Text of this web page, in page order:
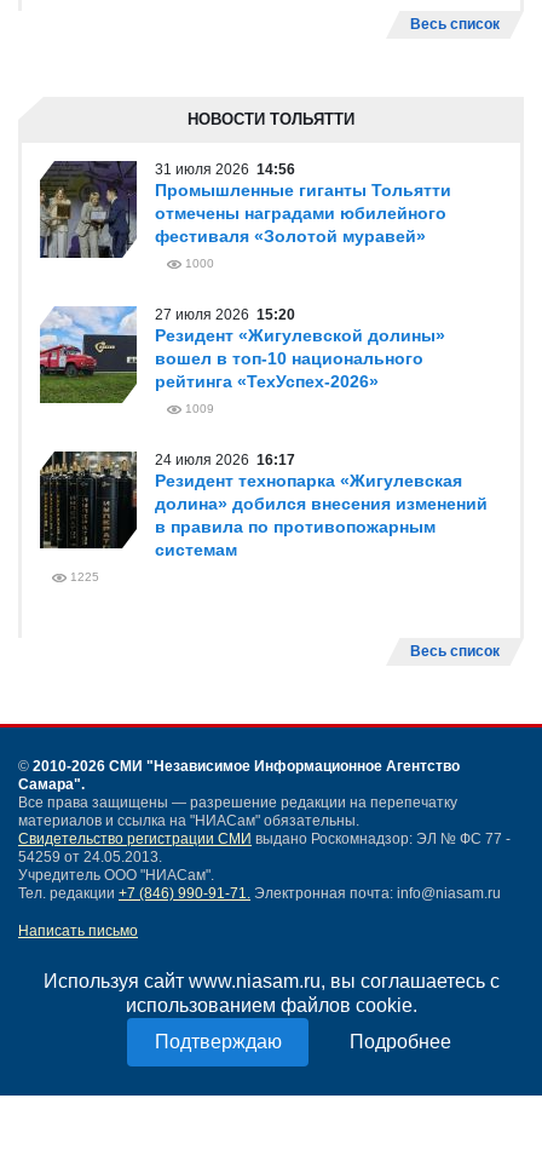
Используя сайт www.niasam.ru, вы соглашаетесь с
использованием файлов cookie.
Подробнее
Весь список
НОВОСТИ ТОЛЬЯТТИ
31 июля 2026 14:56
Промышленные гиганты Тольятти
отмечены наградами юбилейного
фестиваля «Золотой муравей»
1000
27 июля 2026 15:20
Резидент «Жигулевской долины»
вошел в топ-10 национального
рейтинга «ТехУспех-2026»
1009
24 июля 2026 16:17
Резидент технопарка «Жигулевская
долина» добился внесения изменений
в правила по противопожарным
системам
1225
Весь список
© 2010-2026 СМИ "Независимое Информационное Агентство
Самара".
Все права защищены — разрешение редакции на перепечатку
материалов и ссылка на "НИАСам" обязательны.
Свидетельство регистрации СМИ выдано Роскомнадзор: ЭЛ № ФС 77 -
54259 от 24.05.2013.
Учредитель ООО "НИАСам".
Тел. редакции +7 (846) 990-91-71. Электронная почта: info@niasam.ru
Написать письмо
Нашли ошибку?
Политика конфиденциальности